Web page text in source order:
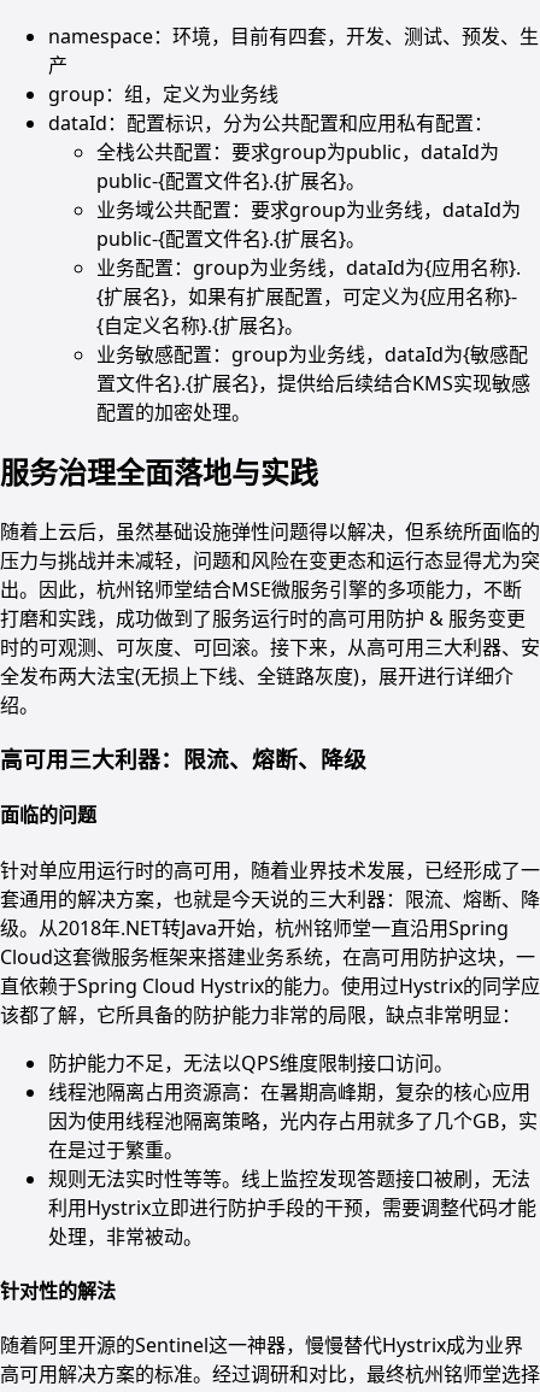
namespace：环境，目前有四套，开发、测试、预发、生
产
group：组，定义为业务线
dataId：配置标识，分为公共配置和应用私有配置：
全栈公共配置：要求group为public，dataId为
public-{配置文件名}.{扩展名}。
业务域公共配置：要求group为业务线，dataId为
public-{配置文件名}.{扩展名}。
业务配置：group为业务线，dataId为{应用名称}.
{扩展名}，如果有扩展配置，可定义为{应用名称}-
{自定义名称}.{扩展名}。
业务敏感配置：group为业务线，dataId为{敏感配
置文件名}.{扩展名}，提供给后续结合KMS实现敏感
配置的加密处理。
服务治理全面落地与实践
随着上云后，虽然基础设施弹性问题得以解决，但系统所面临的
压力与挑战并未减轻，问题和风险在变更态和运行态显得尤为突
出。因此，杭州铭师堂结合MSE微服务引擎的多项能力，不断
打磨和实践，成功做到了服务运行时的高可用防护 & 服务变更
时的可观测、可灰度、可回滚。接下来，从高可用三大利器、安
全发布两大法宝(无损上下线、全链路灰度)，展开进行详细介
绍。
高可用三大利器：限流、熔断、降级
面临的问题
针对单应用运行时的高可用，随着业界技术发展，已经形成了一
套通用的解决方案，也就是今天说的三大利器：限流、熔断、降
级。从2018年.NET转Java开始，杭州铭师堂一直沿用Spring
Cloud这套微服务框架来搭建业务系统，在高可用防护这块，一
直依赖于Spring Cloud Hystrix的能力。使用过Hystrix的同学应
该都了解，它所具备的防护能力非常的局限，缺点非常明显：
防护能力不足，无法以QPS维度限制接口访问。
线程池隔离占用资源高：在暑期高峰期，复杂的核心应用
因为使用线程池隔离策略，光内存占用就多了几个GB，实
在是过于繁重。
规则无法实时性等等。线上监控发现答题接口被刷，无法
利用Hystrix立即进行防护手段的干预，需要调整代码才能
处理，非常被动。
针对性的解法
随着阿里开源的Sentinel这一神器，慢慢替代Hystrix成为业界
高可用解决方案的标准。经过调研和对比，最终杭州铭师堂选择